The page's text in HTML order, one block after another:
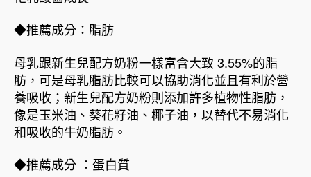
◆推薦成分：脂肪
母乳跟新生兒配方奶粉一樣富含大致 3.55%的脂
肪，可是母乳脂肪比較可以協助消化並且有利於營
養吸收；新生兒配方奶粉則添加許多植物性脂肪，
像是玉米油、葵花籽油、椰子油，以替代不易消化
和吸收的牛奶脂肪。
◆推薦成分 ：蛋白質